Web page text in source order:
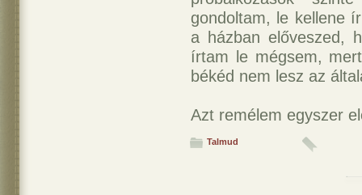
gondoltam, le kellene
a házban előveszed,
írtam le mégsem,
békéd nem lesz az
Azt remélem egyszer
Talmud